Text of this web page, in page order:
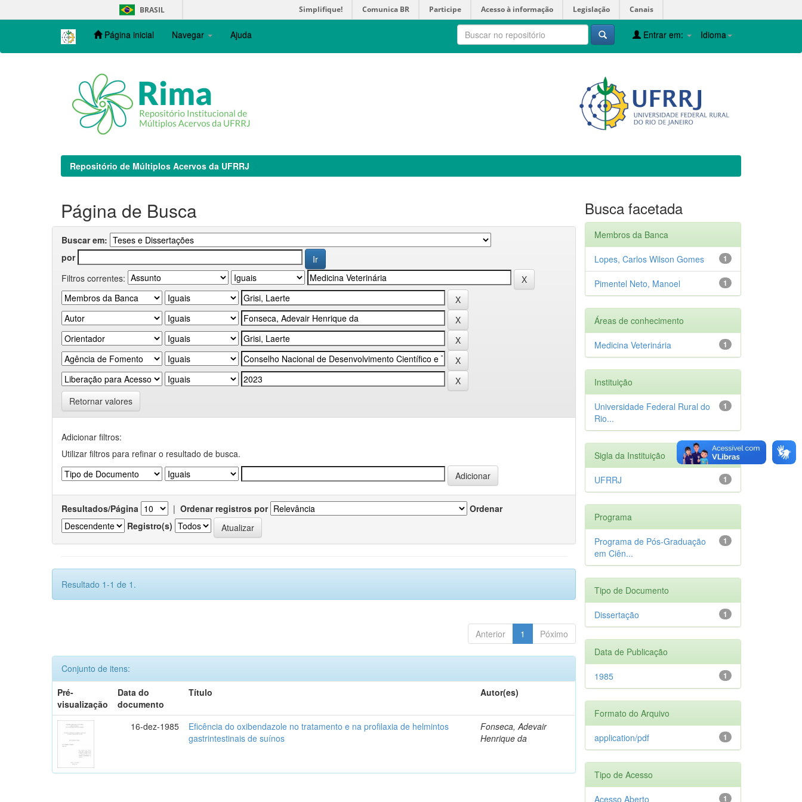
navigation
BRASIL Simplifique! Comunica BR Participe Acesso à informação Legislação Canais
Página inicial Navegar Ajuda Idioma
Entrar em:
Repositório de Múltiplos Acervos da UFRRJ
Página de Busca
Buscar em:
por
Filtros correntes:
Retornar valores
Adicionar filtros:
Utilizar filtros para refinar o resultado de busca.
Resultados/Página | Ordenar registros por
Ordenar
Registro(s)
Resultado 1-1 de 1.
Anterior 1 Póximo
Conjunto de itens:
Pré-
visualização
Data do
documento
Título Autor(es)
16-dez-1985
Eficência do oxibendazole no tratamento e na profilaxia de helmintos
gastrintestinais de suínos
Fonseca, Adevair
Henrique da
Busca facetada
Membros da Banca
1
Lopes, Carlos Wilson Gomes
1
Pimentel Neto, Manoel
Áreas de conhecimento
1
Medicina Veterinária
Instituição
1
Universidade Federal Rural do
Rio...
Sigla da Instituição
1
UFRRJ
Programa
1
Programa de Pós-Graduação
em Ciên...
Tipo de Documento
1
Dissertação
Data de Publicação
1
1985
Formato do Arquivo
1
application/pdf
Tipo de Acesso
1
Acesso Aberto